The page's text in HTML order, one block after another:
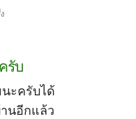
รับ
ะครับได้
นอีกแล้ว